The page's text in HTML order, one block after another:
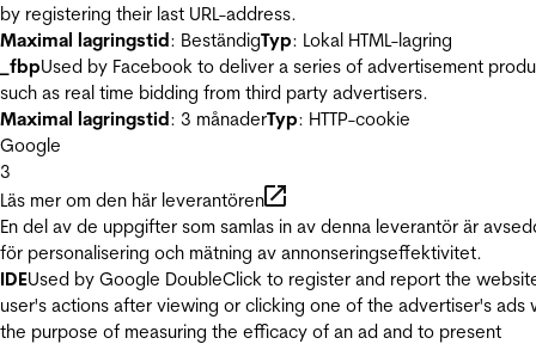
by registering their last URL-address.
Maximal lagringstid: BeständigTyp: Lokal HTML-lagring
_fbpUsed by Facebook to deliver a series of advertisement
such as real time bidding from third party advertisers.
Maximal lagringstid: 3 månaderTyp: HTTP-cookie
Google
3
Läs mer om den här leverantören
En del av de uppgifter som samlas in av denna leverantör är
för personalisering och mätning av annonseringseffektivitet.
IDEUsed by Google DoubleClick to register and report the
user's actions after viewing or clicking one of the advertiser's ads
the purpose of measuring the efficacy of an ad and to present